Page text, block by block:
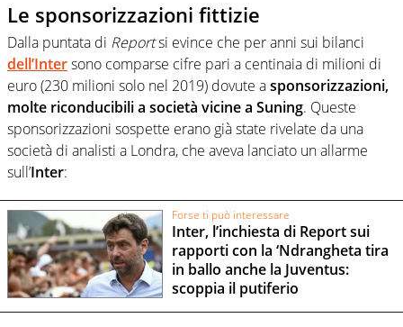
Le sponsorizzazioni fittizie
Dalla puntata di Reportsi evince che per anni sui bilanci
dell’Intersono comparse cifre pari a centinaia di milioni di
euro (230 milioni solo nel 2019) dovute asponsorizzazioni,
molte riconducibili a società vicine a Suning. Queste
sponsorizzazioni sospette erano già state rivelate da una
società di analisti a Londra, che aveva lanciato un allarme
sull’Inter:
Forse ti può interessare
Inter, l’inchiesta di Report sui
rapporti con la ‘Ndrangheta tira
in ballo anche la Juventus:
scoppia il putiferio